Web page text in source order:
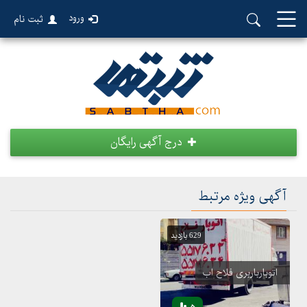
ورود ثبت نام
درج آگهی رایگان
آگهی ویژه مرتبط
629 بازدید
اتوبارباربری فلاح اب